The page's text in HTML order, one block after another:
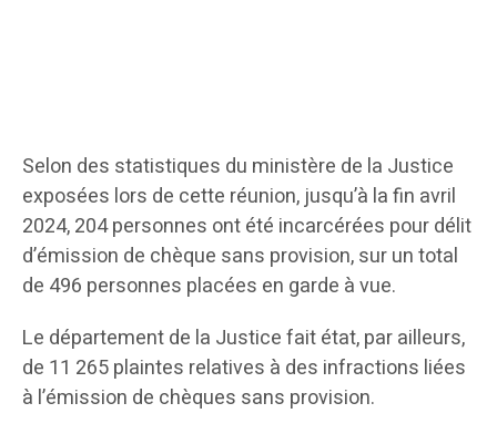
Selon des statistiques du ministère de la Justice
exposées lors de cette réunion, jusqu’à la fin avril
2024, 204 personnes ont été incarcérées pour délit
d’émission de chèque sans provision, sur un total
de 496 personnes placées en garde à vue.
Le département de la Justice fait état, par ailleurs,
de 11 265 plaintes relatives à des infractions liées
à l’émission de chèques sans provision.